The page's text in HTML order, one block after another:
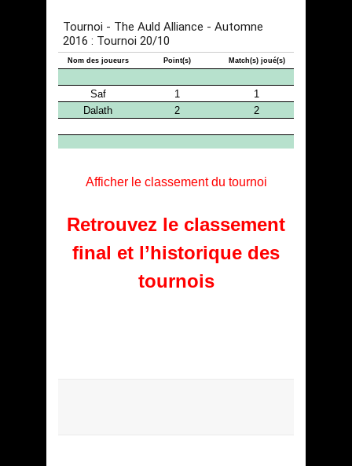
Afficher le classement du tournoi
Retrouvez le classement
final et l’historique des
tournois